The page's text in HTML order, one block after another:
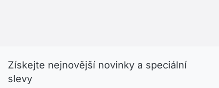
Získejte nejnovější novinky a speciální
slevy